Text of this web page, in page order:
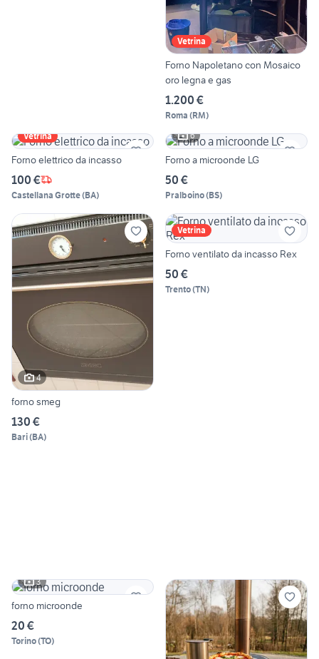
Vetrina
Forno Napoletano con Mosaico
oro legna e gas
1.200 €
Roma (RM)
Vetrina
Forno elettrico da incasso
100 €
Castellana Grotte(BA)
6
Forno a microonde LG
50 €
Pralboino(BS)
4
forno smeg
130 €
Bari(BA)
Vetrina
Forno ventilato da incasso Rex
50 €
Trento(TN)
3
forno microonde
20 €
Torino(TO)